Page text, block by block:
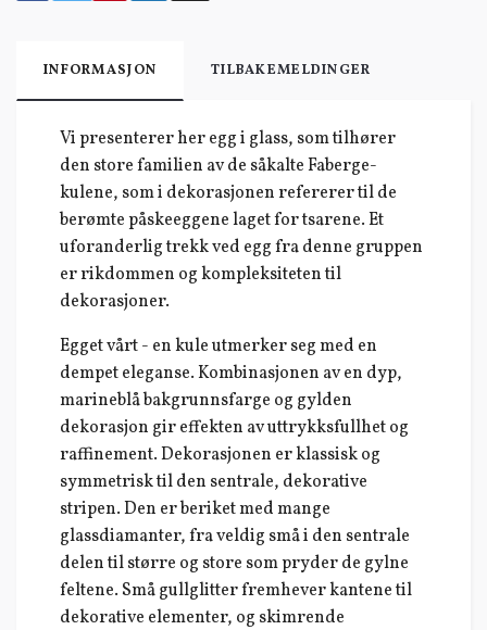
INFORMASJON TILBAKEMELDINGER
Vi presenterer her egg i glass, som tilhører
den store familien av de såkalte Faberge-
kulene, som i dekorasjonen refererer til de
berømte påskeeggene laget for tsarene. Et
uforanderlig trekk ved egg fra denne gruppen
er rikdommen og kompleksiteten til
dekorasjoner.
Egget vårt - en kule utmerker seg med en
dempet eleganse. Kombinasjonen av en dyp,
marineblå bakgrunnsfarge og gylden
dekorasjon gir effekten av uttrykksfullhet og
raffinement. Dekorasjonen er klassisk og
symmetrisk til den sentrale, dekorative
stripen. Den er beriket med mange
glassdiamanter, fra veldig små i den sentrale
delen til større og store som pryder de gylne
feltene. Små gullglitter fremhever kantene til
dekorative elementer, og skimrende